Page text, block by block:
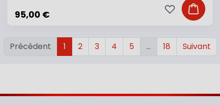
95,00 € Ajouter
Ajouter à ma
Précédent 1 2 3 4 5 … 18 Suivant